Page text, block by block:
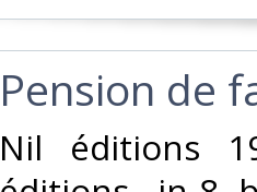
‎Pension de
‎Nil éditions